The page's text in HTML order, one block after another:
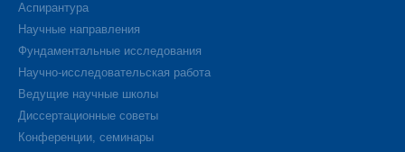
Аспирантура
Научные направления
Фундаментальные исследования
Научно-исследовательская работа
Ведущие научные школы
Диссертационные советы
Конференции, семинары